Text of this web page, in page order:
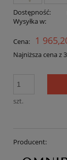
Dostępność:
Wysyłka w:
Cena: 1
Najniższa cena z
szt.
Producent: